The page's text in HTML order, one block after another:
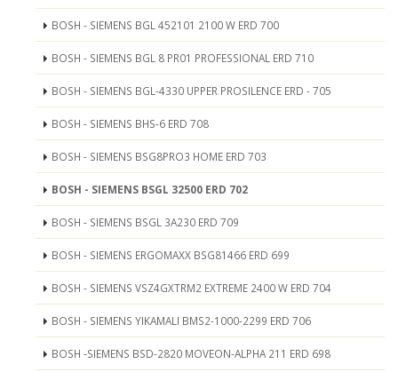
BOSH - SIEMENS BGL 452101 2100 W ERD 700
BOSH - SIEMENS BGL 8 PR01 PROFESSIONAL ERD 710
BOSH - SIEMENS BGL-4330 UPPER PROSILENCE ERD - 705
BOSH - SIEMENS BHS-6 ERD 708
BOSH - SIEMENS BSG8PRO3 HOME ERD 703
BOSH - SIEMENS BSGL 32500 ERD 702
BOSH - SIEMENS BSGL 3A230 ERD 709
BOSH - SIEMENS ERGOMAXX BSG81466 ERD 699
BOSH - SIEMENS VSZ4GXTRM2 EXTREME 2400 W ERD 704
BOSH - SIEMENS YIKAMALI BMS2-1000-2299 ERD 706
BOSH -SIEMENS BSD-2820 MOVEON-ALPHA 211 ERD 698